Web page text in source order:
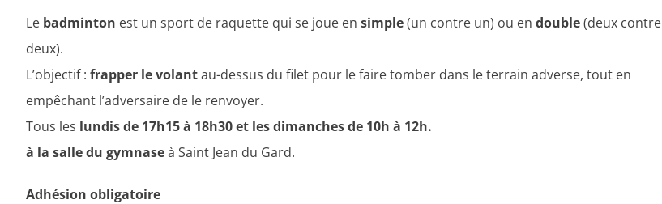
Le badminton est un sport de raquette qui se joue en simple(un contre un) ou en double(deux contre
deux).
L’objectif : frapper le volantau-dessus du filet pour le faire tomber dans le terrain adverse, tout en
empêchant l’adversaire de le renvoyer.
Tous les lundis de 17h15 à 18h30 et les dimanches de 10h à 12h.
à la salle du gymnaseà Saint Jean du Gard.
Adhésion obligatoire